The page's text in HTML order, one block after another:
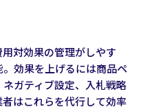
対効果の管理がしやす
効果を上げるには商品ペ
ガティブ設定、入札戦略
はこれらを代行して効率